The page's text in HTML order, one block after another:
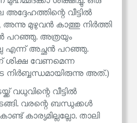
വീട്ടിൽ
മുഴുവൻ കാത്തു നിർത്തി
പറഞ്ഞു. അത്രയും
എന്ന് അച്ഛൻ പറഞ്ഞു.
ശിക്ഷ വേണമെന്ന
നിർബ്ബന്ധമായിരുന്നു അത്.)
വധുവിന്റെ വീട്ടിൽ
വരന്റെ ബന്ധുക്കൾ
കാര്യമില്ലല്ലോ. താലി